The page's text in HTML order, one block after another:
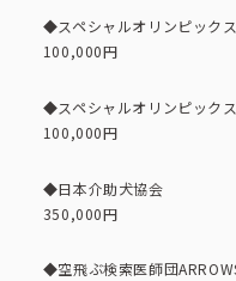
◆スペシャルオリンピック
100,000円
◆スペシャルオリンピック
100,000円
◆日本介助犬協会
350,000円
◆空飛ぶ検索医師団